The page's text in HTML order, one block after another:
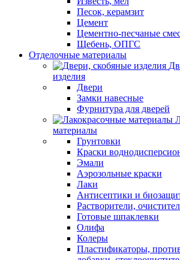
Песок, керамзит
Цемент
Цементно-песчаные
Щебень, ОПГС
Отделочные материалы
изделия
Двери
Замки навесные
Фурнитура для дверей
материалы
Грунтовки
Краски
Эмали
Аэрозольные краски
Лаки
Антисептики и
Растворители,
Готовые шпаклевки
Олифа
Колеры
Пластификаторы,